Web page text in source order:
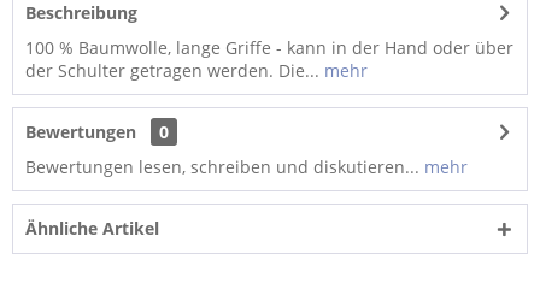
Beschreibung
100 % Baumwolle, lange Griffe - kann in der Hand oder über
der Schulter getragen werden. Die... mehr
Bewertungen
0
Bewertungen lesen, schreiben und diskutieren... mehr
Ähnliche Artikel